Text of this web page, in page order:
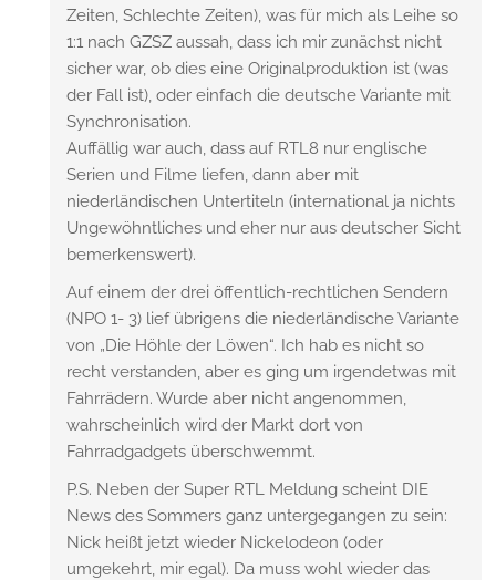
Zeiten, Schlechte Zeiten), was für mich als Leihe so
1:1 nach GZSZ aussah, dass ich mir zunächst nicht
sicher war, ob dies eine Originalproduktion ist (was
der Fall ist), oder einfach die deutsche Variante mit
Synchronisation.
Auffällig war auch, dass auf RTL8 nur englische
Serien und Filme liefen, dann aber mit
niederländischen Untertiteln (international ja nichts
Ungewöhntliches und eher nur aus deutscher Sicht
bemerkenswert).
Auf einem der drei öffentlich-rechtlichen Sendern
(NPO 1- 3) lief übrigens die niederländische Variante
von „Die Höhle der Löwen“. Ich hab es nicht so
recht verstanden, aber es ging um irgendetwas mit
Fahrrädern. Wurde aber nicht angenommen,
wahrscheinlich wird der Markt dort von
Fahrradgadgets überschwemmt.
P.S. Neben der Super RTL Meldung scheint DIE
News des Sommers ganz untergegangen zu sein:
Nick heißt jetzt wieder Nickelodeon (oder
umgekehrt, mir egal). Da muss wohl wieder das